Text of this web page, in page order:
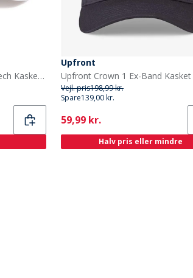
adidas FFR Team Frankrig Tech Kasket Hvid
Upfront
Vejl. pris198,99 kr.
Spare139,00 kr.
Current
59,99 kr.
Halv pris eller mindre